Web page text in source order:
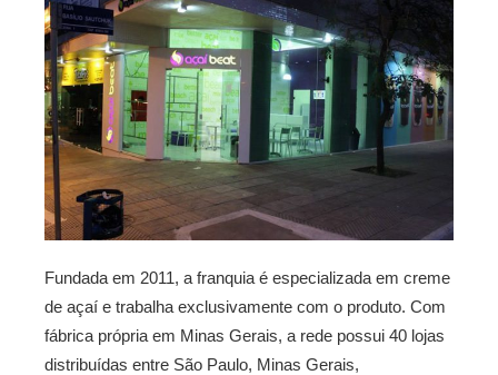
Fundada em 2011, a franquia é especializada em creme
de açaí e trabalha exclusivamente com o produto. Com
fábrica própria em Minas Gerais, a rede possui 40 lojas
distribuídas entre São Paulo, Minas Gerais,